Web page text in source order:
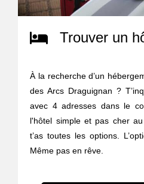
Trouver un
À la recherche d’un
des Arcs Draguignan ?
avec 4 adresses dans le
l'hôtel simple et pas cher
t’as toutes les options.
Même pas en rêve.